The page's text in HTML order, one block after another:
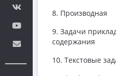
8. Производная
9. Задачи
содержания
10. Текстовые